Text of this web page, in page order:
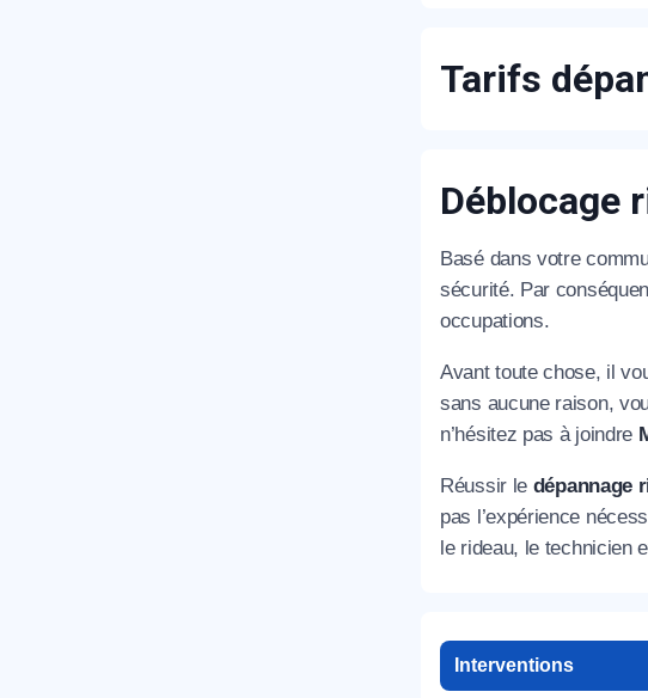
Tarifs
Déblocage
Basé dans votre
sécurité. Par
occupations.
Avant toute chose, il
sans aucune raison,
n’hésitez pas à joindre
Réussir le dépannage
pas l’expérience
le rideau, le technicien
Interventions